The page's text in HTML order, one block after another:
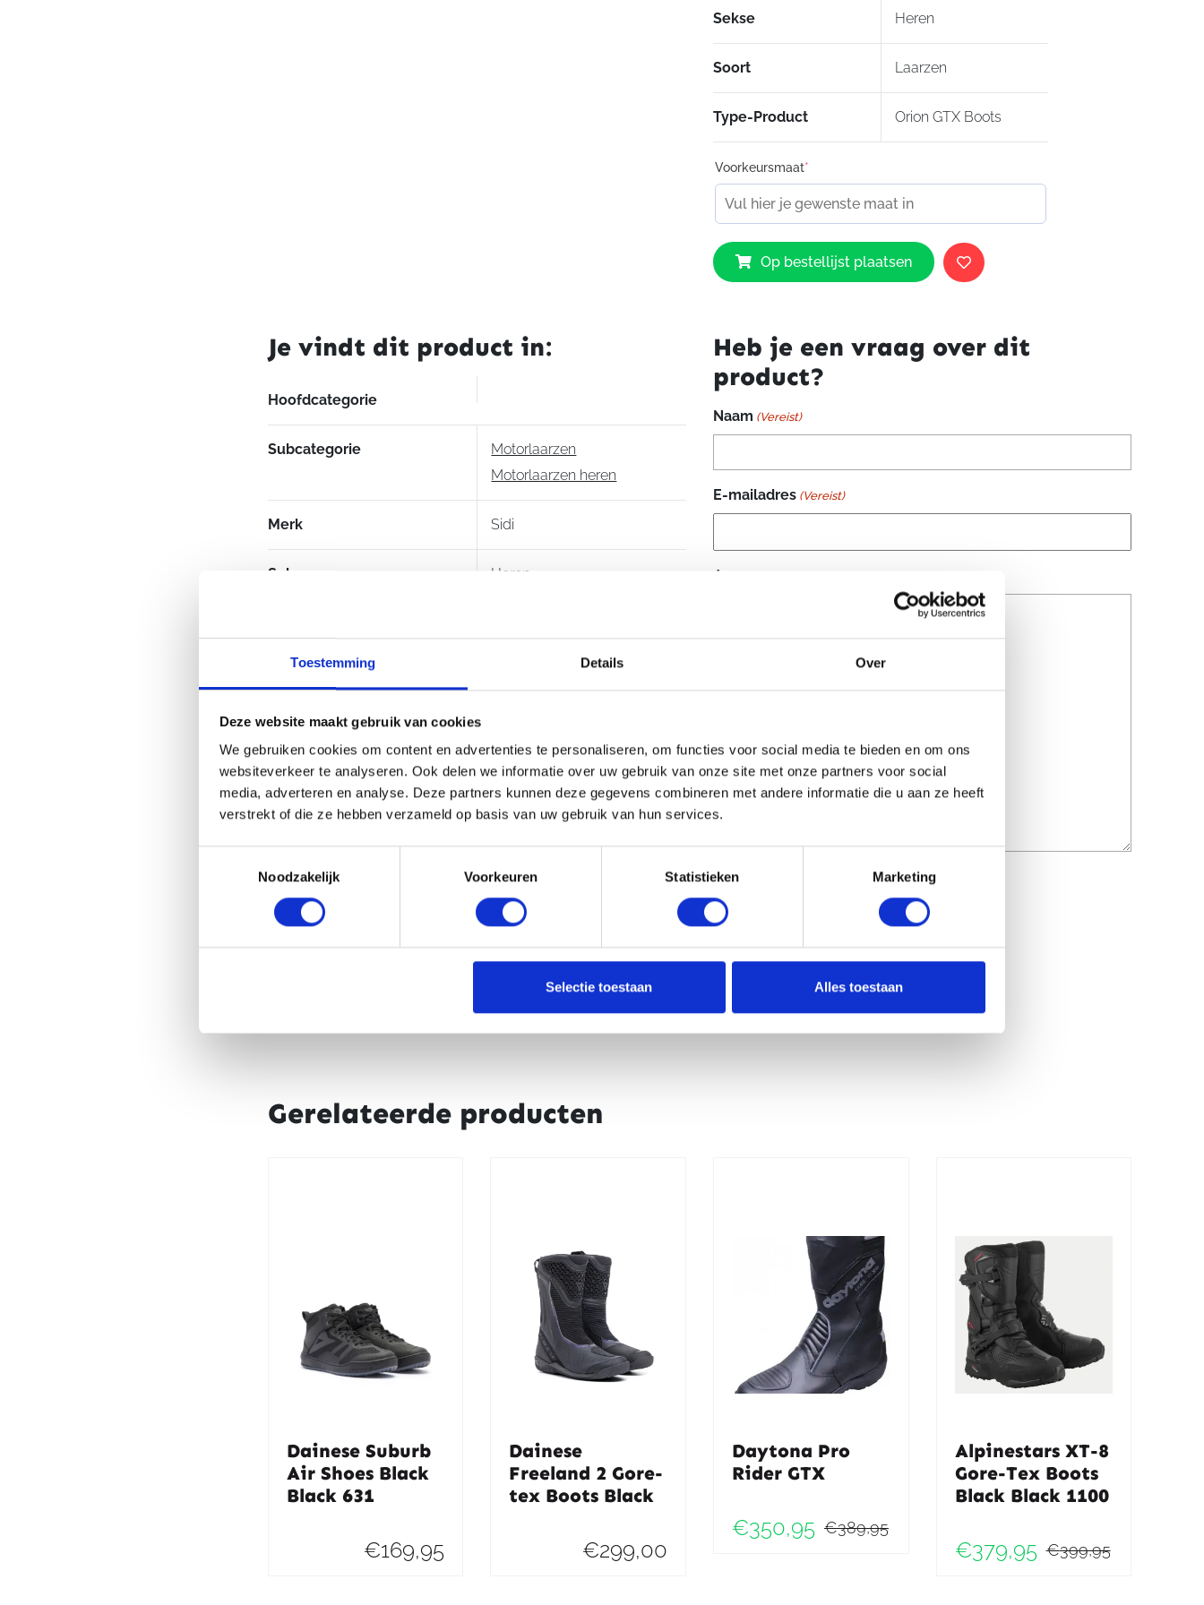
Toestemming Details Over
Deze website maakt gebruik van cookies
We gebruiken cookies om content en advertenties te personaliseren, om functies voor social media te bieden en om ons
websiteverkeer te analyseren. Ook delen we informatie over uw gebruik van onze site met onze partners voor social
media, adverteren en analyse. Deze partners kunnen deze gegevens combineren met andere informatie die u aan ze heeft
verstrekt of die ze hebben verzameld op basis van uw gebruik van hun services.
Noodzakelijk
Voorkeuren Statistieken Marketing
Selectie toestaan Alles toestaan
– Capta-model
Sekse Heren
Soort Laarzen
Type-Product Orion GTX Boots
Voorkeursmaat*
Sidi
Orion
GTX
aantal
Op bestellijst plaatsen
Je vindt dit product in:
Hoofdcategorie
Subcategorie
Motorlaarzen
Motorlaarzen heren
Merk Sidi
Sekse Heren
Heb je een vraag over dit
product?
Naam (Vereist)
E-mailadres (Vereist)
Je vraag
CAPTCHA
Gerelateerde producten
Dainese Suburb
Air Shoes Black
Black 631
€169,95
Dainese
Freeland 2 Gore-
tex Boots Black
€299,00
Daytona Pro
Rider GTX
€389,95
Oorspronkelijke
€350,95
Huidige
Alpinestars XT-8
Gore-Tex Boots
Black Black 1100
€399,95
€379,95